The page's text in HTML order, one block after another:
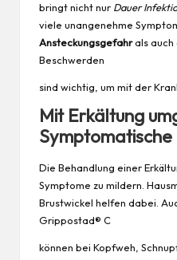
bringt nicht nur Dauer
viele unangenehme
Ansteckungsgefahrals auch
Beschwerden
sind wichtig, um mit der
Mit Erkältung
Die Behandlung einer
Symptome zu mildern.
Brustwickel helfen dabei.
Grippostad® C
können bei Kopfweh,